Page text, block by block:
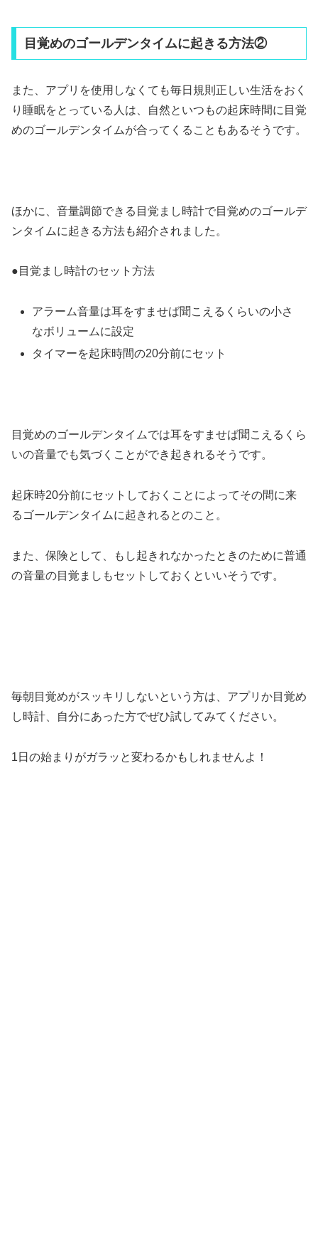
目覚めのゴールデンタイムに起きる方法②
また、アプリを使用しなくても毎日規則正しい生活をおく
り睡眠をとっている人は、自然といつもの起床時間に目覚
めのゴールデンタイムが合ってくることもあるそうです。
ほかに、音量調節できる目覚まし時計で目覚めのゴールデ
ンタイムに起きる方法も紹介されました。
●目覚まし時計のセット方法
アラーム音量は耳をすませば聞こえるくらいの小さ
なボリュームに設定
タイマーを起床時間の20分前にセット
目覚めのゴールデンタイムでは耳をすませば聞こえるくら
いの音量でも気づくことができ起きれるそうです。
起床時20分前にセットしておくことによってその間に来
るゴールデンタイムに起きれるとのこと。
また、保険として、もし起きれなかったときのために普通
の音量の目覚ましもセットしておくといいそうです。
毎朝目覚めがスッキリしないという方は、アプリか目覚め
し時計、自分にあった方でぜひ試してみてください。
1日の始まりがガラッと変わるかもしれませんよ！